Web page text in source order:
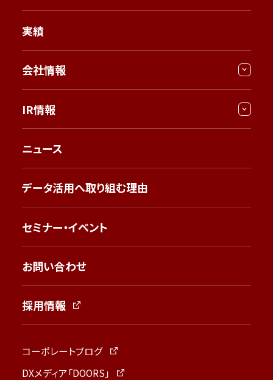
実績
会社情報
IR情報
ニュース
データ活用へ取り組む理由
セミナー・イベント
お問い合わせ
採用情報
コーポレートブログ
DXメディア「DOORS」